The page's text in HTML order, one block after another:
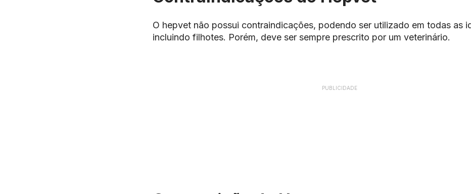
O hepvet não possui contraindicações, podendo ser utilizado em todas as
incluindo filhotes. Porém, deve ser sempre prescrito por um veterinário.
PUBLICIDADE